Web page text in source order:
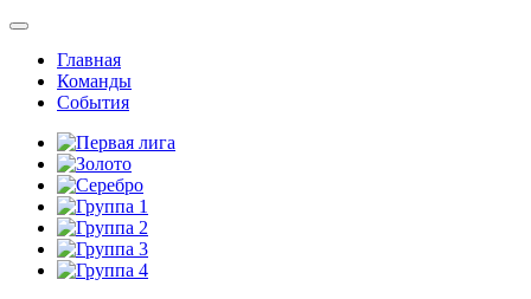
Главная
Команды
События